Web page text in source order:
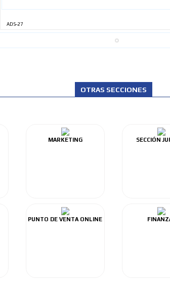
ADS-27
OTRAS SECCIONES
MARKETING SECCIÓN
PUNTO DE VENTA ONLINE